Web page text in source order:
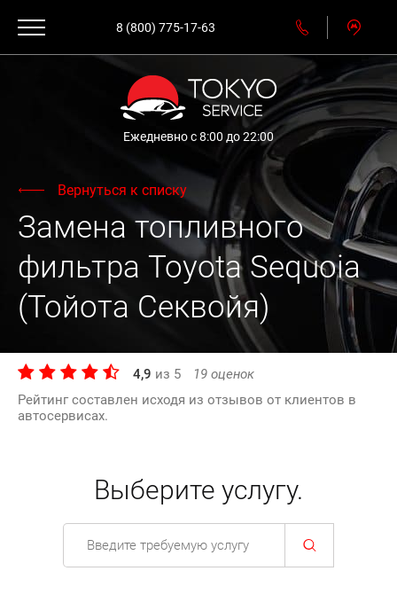
8 (800) 775-17-63
Ежедневно с 8:00 до 22:00
Вернуться к списку
Замена топливного
фильтра Toyota Sequoia
(Тойота Секвойя)
4,9 из 5 19 оценок
Рейтинг составлен исходя из отзывов от клиентов в
автосервисах.
Выберите услугу.